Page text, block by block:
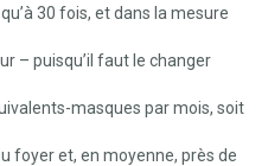
30 fois, et dans la mesure
– puisqu’il faut le changer
masques par mois, soit
foyer et, en moyenne, près de